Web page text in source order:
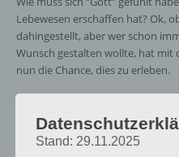
Lebewesen erschaffen hat? Ok,
dahingestellt, aber wer schon
Wunsch gestalten wollte, hat mit
nun die Chance, dies zu erleben.
Berge, Flüsse,
Topia World Builder
Stand: 29.11.2025